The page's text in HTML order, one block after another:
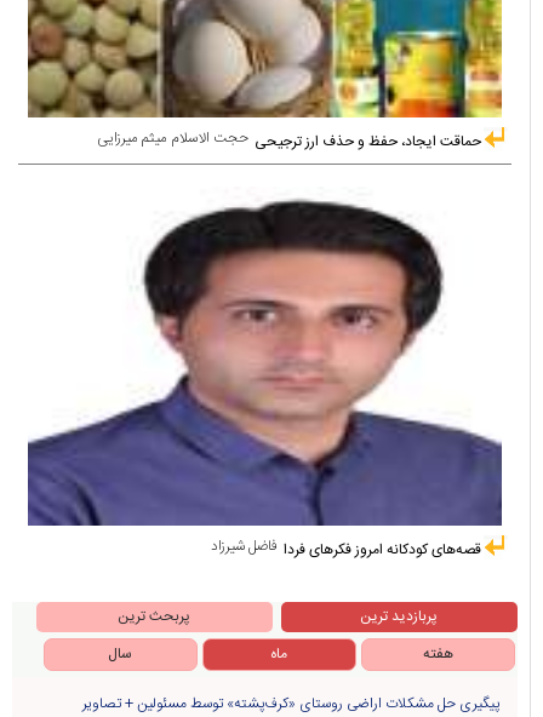
حجت الاسلام میثم میرزایی حماقت ایجاد، حفظ و حذف ارز ترجیحی
فاضل شیرزاد قصه‌های کودکانه امروز فکرهای فردا
پربازدید ترین
پربحث ترین
هفته
ماه سال
پیگیری حل مشکلات اراضی روستای «کرف‌پشته» توسط مسئولین + تصاویر